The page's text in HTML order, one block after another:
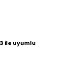
ile uyumlu